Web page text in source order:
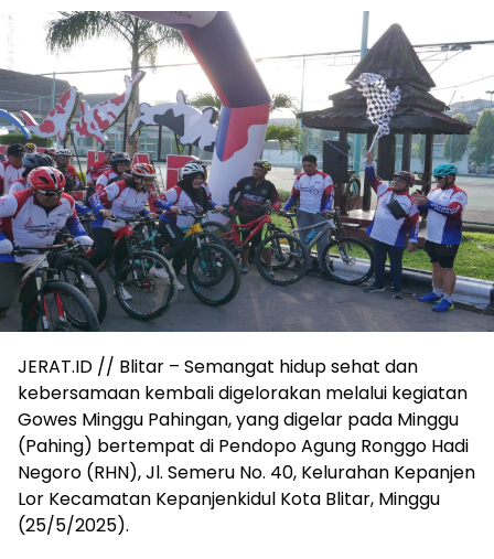
JERAT.ID // Blitar – Semangat hidup sehat dan
kebersamaan kembali digelorakan melalui kegiatan
Gowes Minggu Pahingan, yang digelar pada Minggu
(Pahing) bertempat di Pendopo Agung Ronggo Hadi
Negoro (RHN), Jl. Semeru No. 40, Kelurahan Kepanjen
Lor Kecamatan Kepanjenkidul Kota Blitar, Minggu
(25/5/2025).